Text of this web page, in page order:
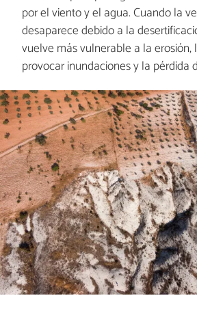
por el viento y el agua. Cuando la
desaparece debido a la
vuelve más vulnerable a la erosión,
provocar inundaciones y la pérdida